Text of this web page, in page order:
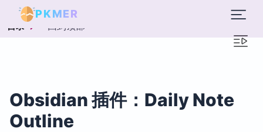
PKMER
目录 回到顶部
Obsidian 插件：Daily Note
Outline